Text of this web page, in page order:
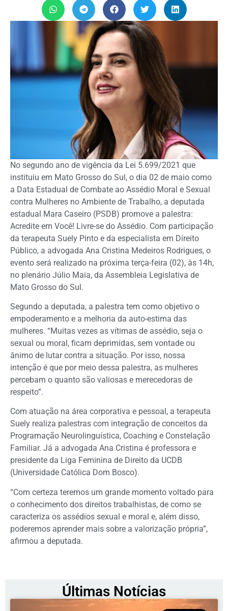
No segundo ano de vigência da Lei 5.699/2021 que
instituiu em Mato Grosso do Sul, o dia 02 de maio como
a Data Estadual de Combate ao Assédio Moral e Sexual
contra Mulheres no Ambiente de Trabalho, a deputada
estadual Mara Caseiro (PSDB) promove a palestra:
Acredite em Você! Livre-se do Assédio. Com participação
da terapeuta Suely Pinto e da especialista em Direito
Público, a advogada Ana Cristina Medeiros Rodrigues, o
evento será realizado na próxima terça-feira (02), às 14h,
no plenário Júlio Maia, da Assembleia Legislativa de
Mato Grosso do Sul.
Segundo a deputada, a palestra tem como objetivo o
empoderamento e a melhoria da auto-estima das
mulheres. “Muitas vezes as vítimas de assédio, seja o
sexual ou moral, ficam deprimidas, sem vontade ou
ânimo de lutar contra a situação. Por isso, nossa
intenção é que por meio dessa palestra, as mulheres
percebam o quanto são valiosas e merecedoras de
respeito”.
Com atuação na área corporativa e pessoal, a terapeuta
Suely realiza palestras com integração de conceitos da
Programação Neurolinguística, Coaching e Constelação
Familiar. Já a advogada Ana Cristina é professora e
presidente da Liga Feminina de Direito da UCDB
(Universidade Católica Dom Bosco).
“Com certeza teremos um grande momento voltado para
o conhecimento dos direitos trabalhistas, de como se
caracteriza os assédios sexual e moral e, além disso,
poderemos aprender mais sobre a valorização própria”,
afirmou a deputada.
Últimas Notícias